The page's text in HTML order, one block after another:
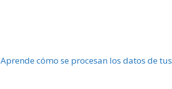
Aprende cómo se procesan los datos de tus